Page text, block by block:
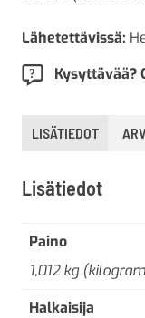
Lähetettävissä:
Kysyttävää?
LISÄTIEDOT
Lisätiedot
Paino
1,012 kg
Halkaisija